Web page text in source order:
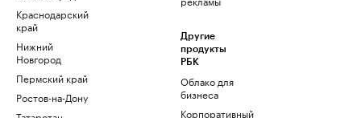
Краснодарский
край
Нижний
Новгород
Пермский край
Ростов-на-Дону
Другие
продукты
РБК
Облако для
бизнеса
Корпоративный